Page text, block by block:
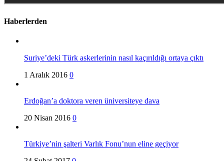
Haberlerden
Suriye’deki Türk askerlerinin nasıl kaçırıldığı ortaya çıktı
1 Aralık 2016 0
Erdoğan’a doktora veren üniversiteye dava
20 Nisan 2016 0
Türkiye’nin şalteri Varlık Fonu’nun eline geçiyor